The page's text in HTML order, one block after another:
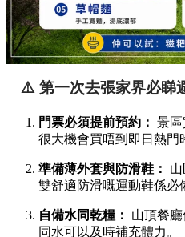
⚠️ 第一次去張家界必睇
門票必須提前預約： 景
很大機會買唔到即日熱門
準備薄外套與防滑鞋：
雙舒適防滑嘅運動鞋係必
自備水同乾糧：
山頂餐
同水可以及時補充體力。